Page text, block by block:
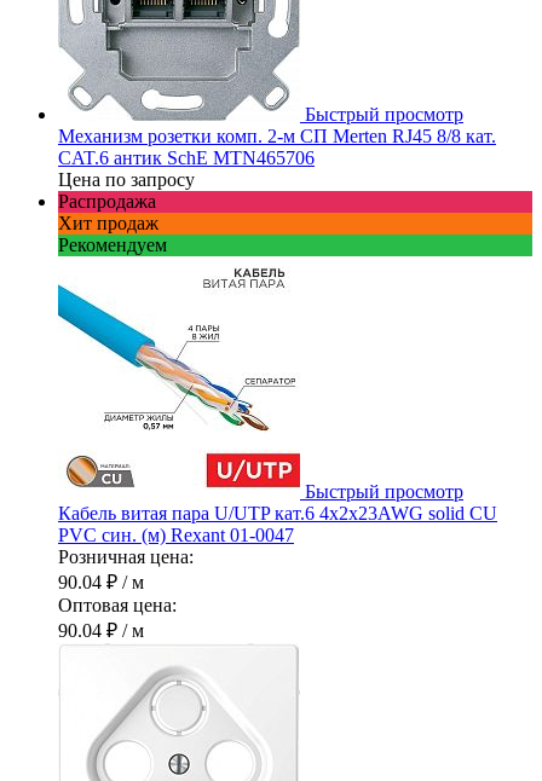
Быстрый просмотр
Механизм розетки комп. 2-м СП Merten RJ45 8/8 кат.
CAT.6 антик SchE MTN465706
Цена по запросу
Распродажа
Хит продаж
Рекомендуем
Быстрый просмотр
Кабель витая пара U/UTP кат.6 4х2х23AWG solid CU
PVC син. (м) Rexant 01-0047
Розничная цена:
90.04 ₽ / м
Оптовая цена:
90.04 ₽ / м